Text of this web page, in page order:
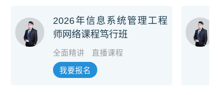
2026年信息系统管理工程
师网络课程笃行班
全面精讲 直播课程
我要报名